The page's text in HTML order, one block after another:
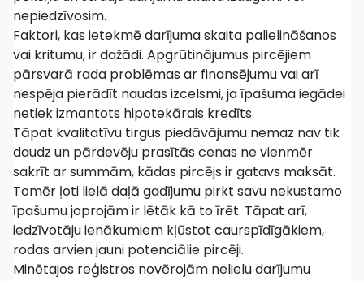
nepiedzīvosim.
Faktori, kas ietekmē darījuma skaita palielināšanos
vai kritumu, ir dažādi. Apgrūtinājumus pircējiem
pārsvarā rada problēmas ar finansējumu vai arī
nespēja pierādīt naudas izcelsmi, ja īpašuma iegādei
netiek izmantots hipotekārais kredīts.
Tāpat kvalitatīvu tirgus piedāvājumu nemaz nav tik
daudz un pārdevēju prasītās cenas ne vienmēr
sakrīt ar summām, kādas pircējs ir gatavs maksāt.
Tomēr ļoti lielā daļā gadījumu pirkt savu nekustamo
īpašumu joprojām ir lētāk kā to īrēt. Tāpat arī,
iedzīvotāju ienākumiem kļūstot caurspīdīgākiem,
rodas arvien jauni potenciālie pircēji.
Minētajos reģistros novērojām nelielu darījumu